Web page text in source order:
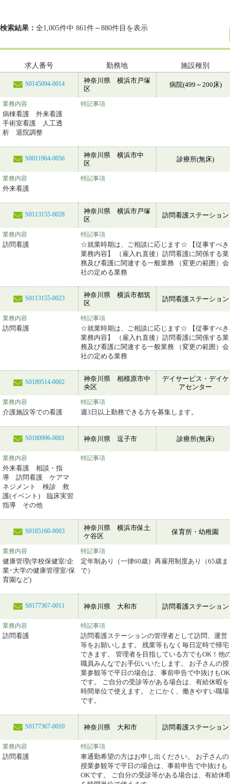
検索結果： 全1,005件中 861件～880件目を表示
求人番号 勤務地 施設種別
S0145094-0014
神奈川県 横浜市戸塚
区
病院(499～200床)
業務内容
病棟看護 外来看護
手術室看護 人工透
析 退院調整
特記事項
S0011964-0056
神奈川県 横浜市中
区
診療所(無床)
業務内容
外来看護
特記事項
S0113155-0028
神奈川県 横浜市戸塚
区
訪問看護ステーション
業務内容
訪問看護
特記事項
☆就業時期は、ご相談に応じます☆ 【従事すべき
業務内容】 （雇入れ直後）訪問看護に関係する業
務及び看護に関連する一般業務 （変更の範囲）会
社の定める業務
S0113155-0023
神奈川県 横浜市都筑
区
訪問看護ステーション
業務内容
訪問看護
特記事項
☆就業時期は、ご相談に応じます☆ 【従事すべき
業務内容】 （雇入れ直後）訪問看護に関係する業
務及び看護に関連する一般業務 （変更の範囲）会
社の定める業務
S0189514-0002
神奈川県 相模原市中
央区
デイサービス・デイケ
アセンター
業務内容
介護施設等での看護
特記事項
週3日以上勤務できる方を募集します。
S0180996-0001 神奈川県 逗子市 診療所(無床)
業務内容
外来看護 相談・指
導 訪問看護 ケアマ
ネジメント 検診 救
護(イベント) 臨床実習
指導 その他
特記事項
S0185160-0003
神奈川県 横浜市保土
ケ谷区
保育所・幼稚園
業務内容
健康管理(学校保健室/企
業･大学の健康管理室/保
育園など)
特記事項
定年制あり（一律60歳）再雇用制度あり（65歳ま
で）
S0177367-0011 神奈川県 大和市 訪問看護ステーション
業務内容
訪問看護
特記事項
訪問看護ステーションの管理者として訪問、運営
等をお願いします。 残業等もなく毎日定時で帰宅
できます。 管理者を目指している方でもOK！他
職員みんなでお手伝いいたします。 お子さんの授
業参観等で平日の場合は、事前申告で中抜けもOK
です。 ご自分の受診等がある場合は、有給休暇を
時間単位で使えます。 とにかく、働きやすい職場
です。
S0177367-0010 神奈川県 大和市 訪問看護ステーション
業務内容
訪問看護
特記事項
車通勤希望の方はお申し出ください。 お子さんの
授業参観等で平日の場合は、事前申告で中抜けも
OKです。 ご自分の受診等がある場合は、有給休